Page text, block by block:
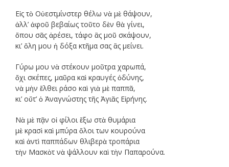
Εἰς τὸ Οὐεστμίνστερ θέλω νὰ μὲ θάψουν,
ἀλλ’ ἀφοῦ βεβαίως τοῦτο δὲν θὰ γίνει,
ὅπου σᾶς ἀρέσει, τάφο ἂς μοῦ σκάψουν,
κι’ ὅλη μου ἡ δόξα κτῆμα σας ἂς μείνει.
Γύρω μου νὰ στέκουν μοῦτρα χαρωπά,
ὄχι σκέπες, μαῦρα καὶ κραυγές ὀδύνης,
νὰ μὴν ἔλθει ράσο καὶ γιὰ μὲ παππᾶ,
κι’ οὔτ’ ὁ Ἀναγνώστης τῆς Ἁγιᾶς Εἰρήνης.
Νὰ μὲ πᾷν οἱ φίλοι ἔξω στὰ θυμάρια
μὲ κρασὶ καὶ μπύρα ὅλοι των κουρούνα
καὶ ἀντὶ παππάδων θλιβερὰ τροπάρια
τὴν Μασκὸτ νὰ ψάλλουν καὶ τὴν Παπαρούνα.